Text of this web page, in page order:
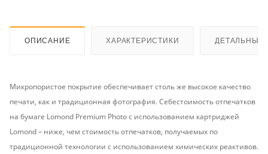
ОПИСАНИЕ ХАРАКТЕРИСТИКИ ДЕТАЛЬНЫЕ
Микропористое покрытие обеспечивает столь же высокое качество
печати, как и традиционная фотография. Себестоимость отпечатков
на бумаге Lomond Premium Photo c использованием картриджей
Lomond – ниже, чем стоимость отпечатков, получаемых по
традиционной технологии с использованием химических реактивов.